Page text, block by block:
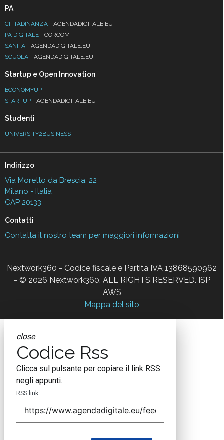
PA
CITTADINANZA
AGENDADIGITALE.EU
PA DIGITALE
CORCOM
SANITÀ
AGENDADIGITALE.EU
SCUOLA
AGENDADIGITALE.EU
Startup e Open Innovation
ECONOMYUP
STARTUP
AGENDADIGITALE.EU
Studenti
UNIVERSITY2BUSINESS
Indirizzo
Via Moretto da Brescia, 22
Milano - Italia
CAP 20133
Contatti
Contatta il nostro team per maggiori informazioni
Nextwork360 - Codice fiscale e Partita IVA 13868590962
- © 2026 Nextwork360. ALL RIGHTS RESERVED. ISP
AWS
Mappa del sito
close
Codice Rss
Clicca sul pulsante per copiare il link RSS
negli appunti.
RSS link